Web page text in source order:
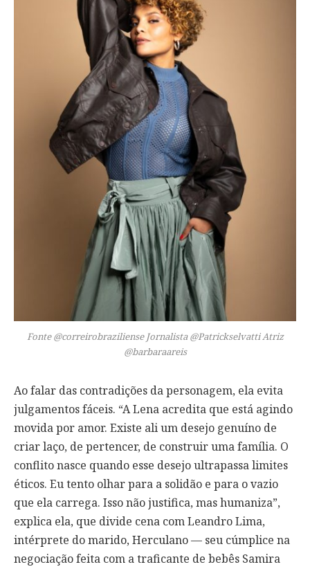
Fonte @correirobraziliense Jornalista @Patrickselvatti Atriz
@barbaraareis
Ao falar das contradições da personagem, ela evita
julgamentos fáceis. “A Lena acredita que está agindo
movida por amor. Existe ali um desejo genuíno de
criar laço, de pertencer, de construir uma família. O
conflito nasce quando esse desejo ultrapassa limites
éticos. Eu tento olhar para a solidão e para o vazio
que ela carrega. Isso não justifica, mas humaniza”,
explica ela, que divide cena com Leandro Lima,
intérprete do marido, Herculano — seu cúmplice na
negociação feita com a traficante de bebês Samira